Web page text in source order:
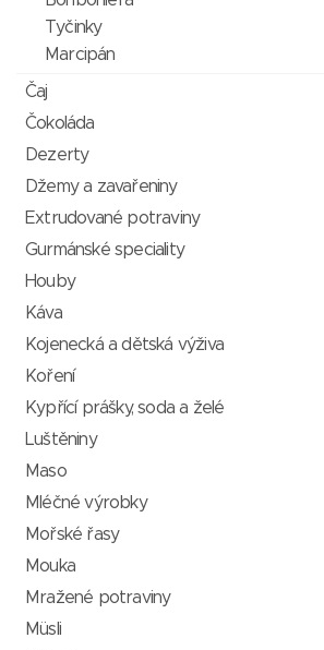
Tyčinky
Marcipán
Čaj
Čokoláda
Dezerty
Džemy a zavařeniny
Extrudované potraviny
Gurmánské speciality
Houby
Káva
Kojenecká a dětská výživa
Koření
Kypřící prášky, soda a želé
Luštěniny
Maso
Mléčné výrobky
Mořské řasy
Mouka
Mražené potraviny
Müsli